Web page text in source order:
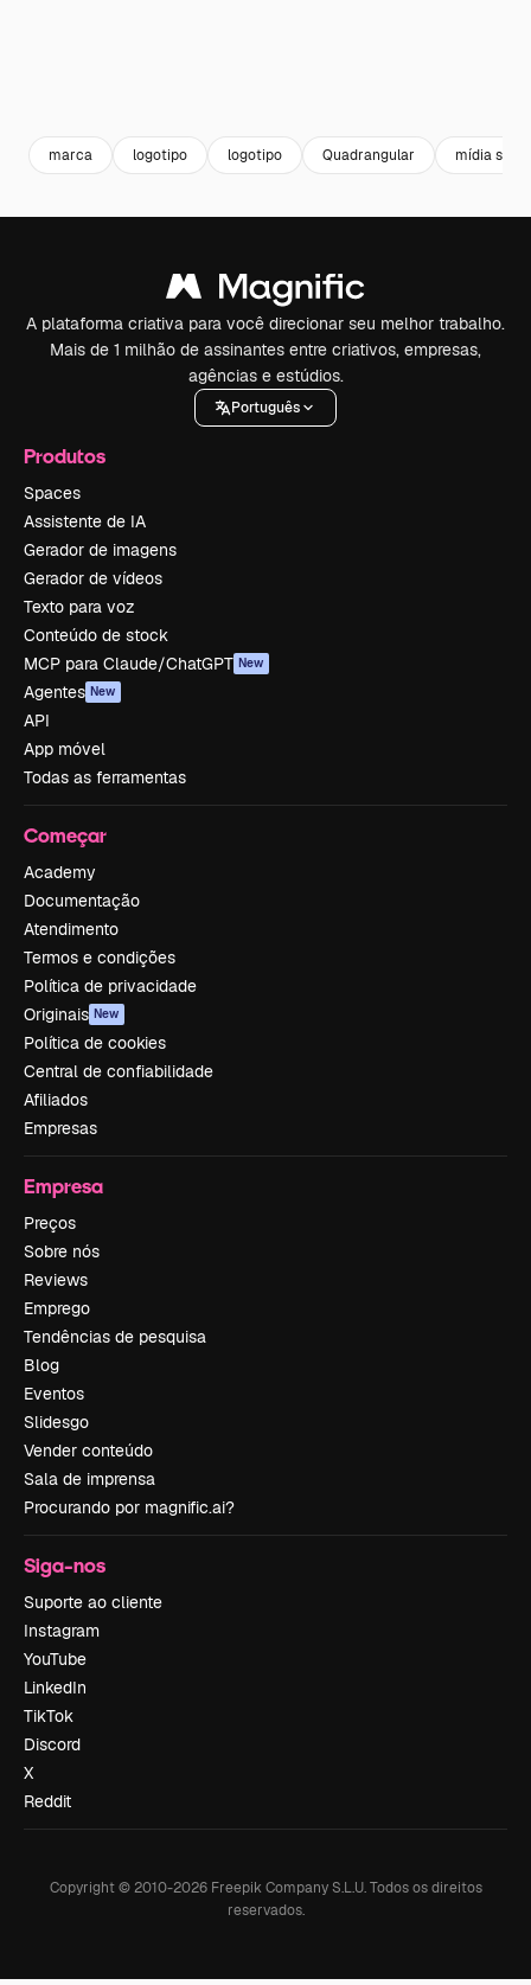
marca logotipo logotipo Quadrangular mídia
A plataforma criativa para você direcionar seu melhor trabalho.
Mais de 1 milhão de assinantes entre criativos, empresas,
agências e estúdios.
Português
Produtos
Spaces
Assistente de IA
Gerador de imagens
Gerador de vídeos
Texto para voz
Conteúdo de stock
MCP para Claude/ChatGPT New
Agentes New
API
App móvel
Todas as ferramentas
Começar
Academy
Documentação
Atendimento
Termos e condições
Política de privacidade
Originais New
Política de cookies
Central de confiabilidade
Afiliados
Empresas
Empresa
Preços
Sobre nós
Reviews
Emprego
Tendências de pesquisa
Blog
Eventos
Slidesgo
Vender conteúdo
Sala de imprensa
Procurando por magnific.ai?
Siga-nos
Suporte ao cliente
Instagram
YouTube
LinkedIn
TikTok
Discord
X
Reddit
Copyright © 2010-2026Freepik Company S.L.U. Todos os direitos
reservados.